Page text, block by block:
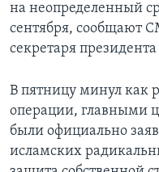
на неопределенный
сентября, сообщают
секретаря
В пятницу минул как
операции, главными
были официально
исламских